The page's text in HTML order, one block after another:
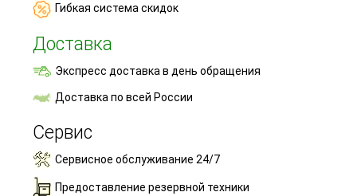
Гибкая система скидок
Доставка
Экспресс доставка в день обращения
Доставка по всей России
Сервис
Сервисное обслуживание 24/7
Предоставление резервной техники